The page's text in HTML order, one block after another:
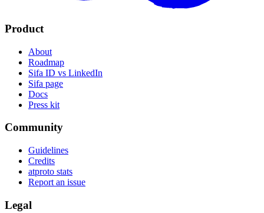
Product
About
Roadmap
Sifa ID vs LinkedIn
Sifa page
Docs
Press kit
Community
Guidelines
Credits
atproto stats
Report an issue
Legal